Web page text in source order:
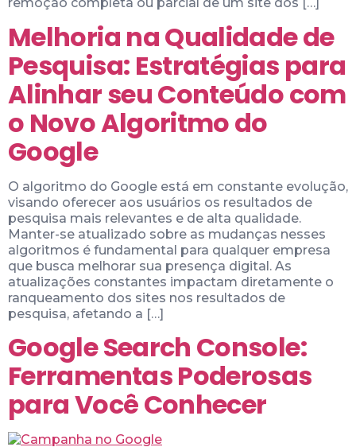
remoção completa ou parcial de um site dos […]
Melhoria na Qualidade de
Pesquisa: Estratégias para
Alinhar seu Conteúdo com
o Novo Algoritmo do
Google
O algoritmo do Google está em constante evolução,
visando oferecer aos usuários os resultados de
pesquisa mais relevantes e de alta qualidade.
Manter-se atualizado sobre as mudanças nesses
algoritmos é fundamental para qualquer empresa
que busca melhorar sua presença digital. As
atualizações constantes impactam diretamente o
ranqueamento dos sites nos resultados de
pesquisa, afetando a […]
Google Search Console:
Ferramentas Poderosas
para Você Conhecer